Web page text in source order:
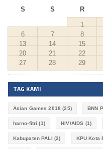
S S R
1
6
7 8
13
14 15
20
21 22
27
28 29
TAG KAMI
Asian Games 2018 (25) BNN
harno-fitri (1) HIV/AIDS (1)
Kabupaten PALI (2) KPU Kota